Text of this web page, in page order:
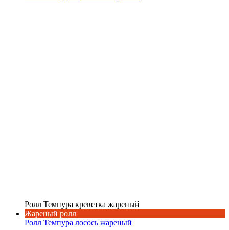
Ролл Темпура креветка жареный
Жареный ролл
Ролл Темпура лосось жареный